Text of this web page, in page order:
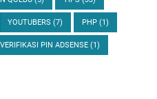
YOUTUBERS (7) PHP (1)
VERIFIKASI PIN ADSENSE (1)